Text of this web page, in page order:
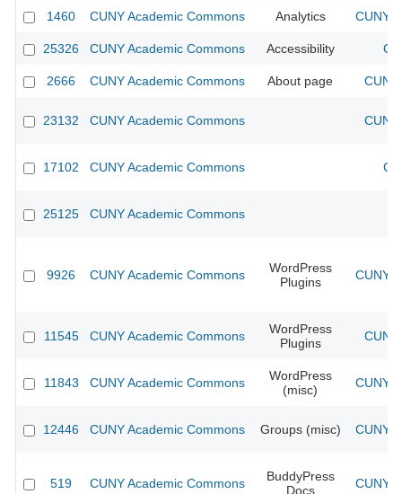
1460 CUNY Academic Commons Analytics CUNY
25326 CUNY Academic Commons Accessibility
2666 CUNY Academic Commons About page
23132 CUNY Academic Commons
17102 CUNY Academic Commons
25125 CUNY Academic Commons
9926 CUNY Academic Commons
WordPress
Plugins
CUNY
11545 CUNY Academic Commons
WordPress
Plugins
11843 CUNY Academic Commons
WordPress
(misc)
CUNY
12446 CUNY Academic Commons Groups (misc) CUNY
519 CUNY Academic Commons
BuddyPress
Docs
CUNY